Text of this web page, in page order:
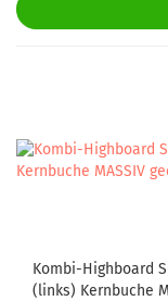
Kombi-Highboard
(links) Kernbuche